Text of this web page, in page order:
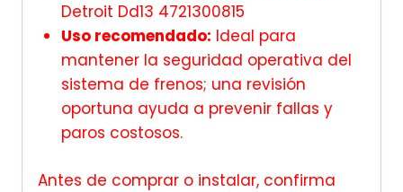
Detroit Dd13 4721300815
Uso recomendado: Ideal para
mantener la seguridad operativa del
sistema de frenos; una revisión
oportuna ayuda a prevenir fallas y
paros costosos.
Antes de comprar o instalar, confirma